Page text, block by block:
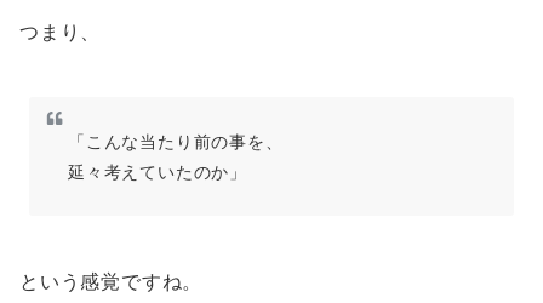
つまり、
「こんな当たり前の事を、
延々考えていたのか」
という感覚ですね。